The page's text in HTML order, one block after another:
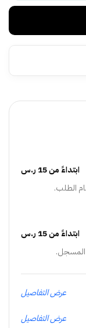
ابتداءً من 15 ر.س
الطلب.
ابتداءً من 15 ر.س
المسجل.
عرض التفاصيل
عرض التفاصيل